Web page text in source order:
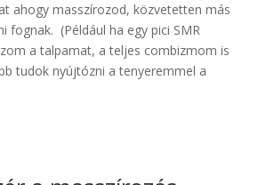
ahogy masszírozod, közvetetten más
fognak. (Például ha egy pici SMR
a talpamat, a teljes combizmom is
tudok nyújtózni a tenyeremmel a